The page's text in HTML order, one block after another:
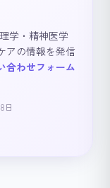
学・精神医学
アの情報を発信
合わせフォーム
日